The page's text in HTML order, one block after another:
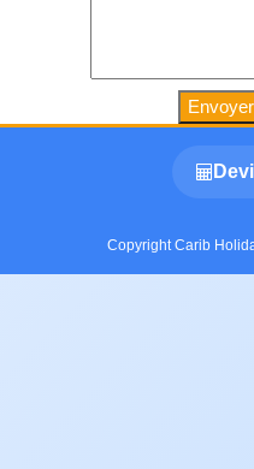
Copyright Carib